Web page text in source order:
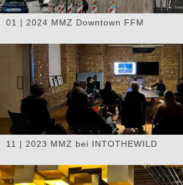
01 | 2024 MMZ Downtown FFM
11 | 2023 MMZ bei INTOTHEWILD